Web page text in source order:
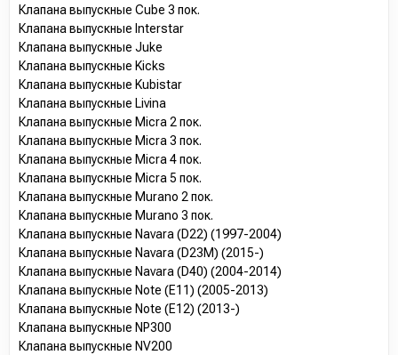
Клапана выпускные Cube 3 пок.
Клапана выпускные Interstar
Клапана выпускные Juke
Клапана выпускные Kicks
Клапана выпускные Kubistar
Клапана выпускные Livina
Клапана выпускные Micra 2 пок.
Клапана выпускные Micra 3 пок.
Клапана выпускные Micra 4 пок.
Клапана выпускные Micra 5 пок.
Клапана выпускные Murano 2 пок.
Клапана выпускные Murano 3 пок.
Клапана выпускные Navara (D22) (1997-2004)
Клапана выпускные Navara (D23M) (2015-)
Клапана выпускные Navara (D40) (2004-2014)
Клапана выпускные Note (E11) (2005-2013)
Клапана выпускные Note (E12) (2013-)
Клапана выпускные NP300
Клапана выпускные NV200